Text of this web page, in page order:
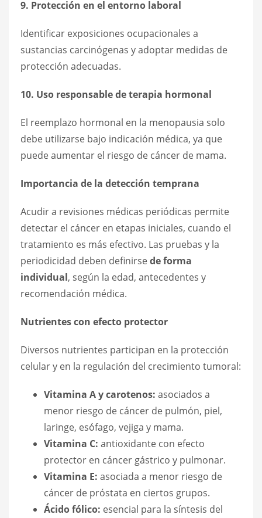
9. Protección en el entorno laboral
Identificar exposiciones ocupacionales a
sustancias carcinógenas y adoptar medidas de
protección adecuadas.
10. Uso responsable de terapia hormonal
El reemplazo hormonal en la menopausia solo
debe utilizarse bajo indicación médica, ya que
puede aumentar el riesgo de cáncer de mama.
Importancia de la detección temprana
Acudir a revisiones médicas periódicas permite
detectar el cáncer en etapas iniciales, cuando el
tratamiento es más efectivo. Las pruebas y la
periodicidad deben definirsede forma
individual, según la edad, antecedentes y
recomendación médica.
Nutrientes con efecto protector
Diversos nutrientes participan en la protección
celular y en la regulación del crecimiento tumoral:
Vitamina A y carotenos: asociados a
menor riesgo de cáncer de pulmón, piel,
laringe, esófago, vejiga y mama.
Vitamina C: antioxidante con efecto
protector en cáncer gástrico y pulmonar.
Vitamina E: asociada a menor riesgo de
cáncer de próstata en ciertos grupos.
Ácido fólico: esencial para la síntesis del